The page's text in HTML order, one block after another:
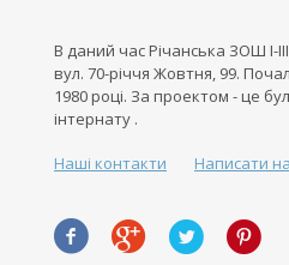
В даний час Річанська ЗОШ І-
вул. 70-річчя Жовтня, 99.
1980 році. За проектом - це
інтернату .
Наші контакти Написати